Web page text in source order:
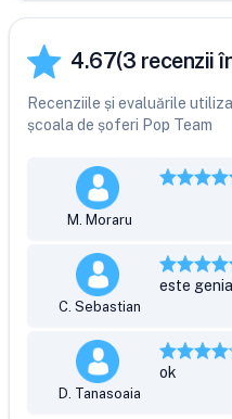
4.67(3 recenzii
Recenziile și evaluările
școala de șoferi Pop Team
M. Moraru
C. Sebastian
este
D. Tanasoaia
ok